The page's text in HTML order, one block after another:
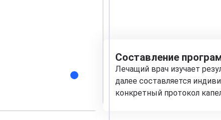
Составление
Лечащий врач изучает
далее составляется
конкретный протокол